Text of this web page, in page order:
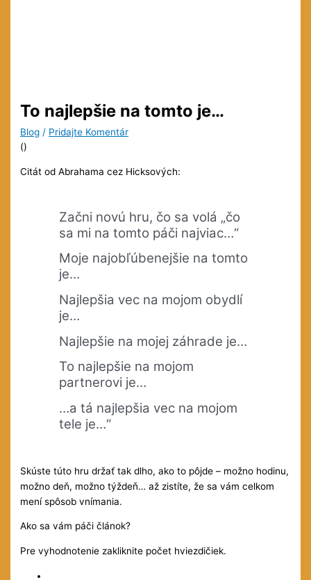
To najlepšie na tomto je…
Blog / Pridajte Komentár
()
Citát od Abrahama cez Hicksových:
Začni novú hru, čo sa volá „čo
sa mi na tomto páči najviac…“
Moje najobľúbenejšie na tomto
je…
Najlepšia vec na mojom obydlí
je…
Najlepšie na mojej záhrade je…
To najlepšie na mojom
partnerovi je…
…a tá najlepšia vec na mojom
tele je…“
Skúste túto hru držať tak dlho, ako to pôjde – možno hodinu,
možno deň, možno týždeň… až zistíte, že sa vám celkom
mení spôsob vnímania.
Ako sa vám páči článok?
Pre vyhodnotenie zakliknite počet hviezdičiek.